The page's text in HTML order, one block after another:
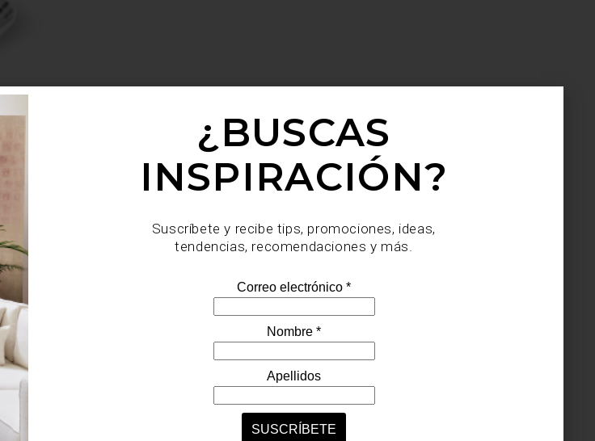
¿BUSCAS
INSPIRACIÓN?
Suscríbete y recibe tips, promociones, ideas,
tendencias, recomendaciones y más.